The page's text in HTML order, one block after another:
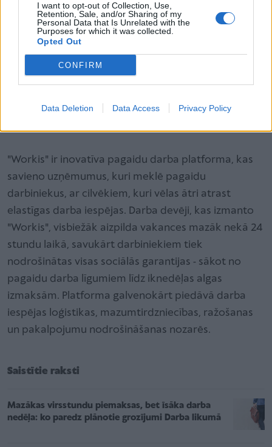
I want to opt-out of Collection, Use,
Retention, Sale, and/or Sharing of my
Personal Data that Is Unrelated with the
Purposes for which it was collected.
Opted Out
CONFIRM
Data Deletion Data Access Privacy Policy
Latvijas iedzīvotāji arvien apzinātāk nosaka savu
laika vērtību, un tādejādi arī prasības pēc
piepelnīšanāsatalgojuma
jaunākā paaudze pagaidu darbus biežāk uztver kā
pieredzes iespēju, pieredzējušāki darbinieki tos
"Workis" ir inovatīva pagaidu darba platforma, kas
savieno uzņēmumus, kuri meklē pagaidu
darbiniekus, ar cilvēkiem, kuri vēlas ātri atrast
elastīgas darba iespējas. Darba devēji, kas izmanto
"Workis", visbiežāk aizpilda vakances mazāk nekā 24
stundu laikā, savukārt darbiniekiem tiek
nodrošinātas visas sociālās garantijas - sākot no
pagaidu darba līgumiem līdz iknedēļas algas
izmaksām. Platforma galvenokārt piedāvā darba
iespējas loģistikas, mazumtirdzniecības, ražošanas
un pakalpojumu nodrošināšanas nozarēs.
Saistītie raksti
Mazākas virsstundu piemaksas, bet īsāka darba
nedēļa: ko paredz plānotie grozījumi Darba likumā